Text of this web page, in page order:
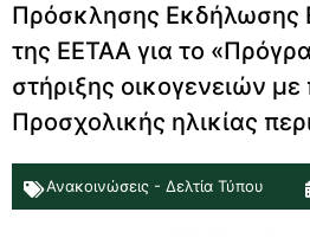
Πρόσκλησης Εκδήλωσης
της ΕΕΤΑΑ για το
στήριξης οικογενειών με
Προσχολικής ηλικίας
Ανακοινώσεις - Δελτία Τύπου